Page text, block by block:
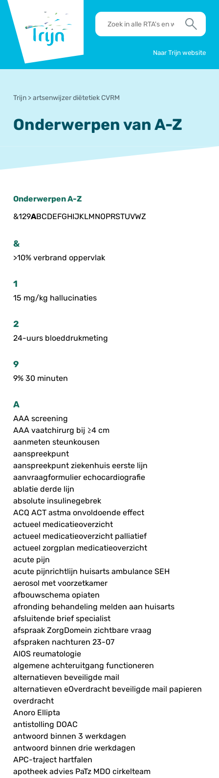
Trijn
RTA's
en
Zoek
Naar Trijn website
Trijn >artsenwijzer diëtetiek CVRM
Onderwerpen van A-Z
Onderwerpen A-Z
&129ABCDEFGHIJKLMNOPRSTUVWZ
&
>10% verbrand oppervlak
1
15 mg/kg hallucinaties
2
24-uurs bloeddrukmeting
9
9% 30 minuten
A
AAA screening
AAA vaatchirurg bij ≥4 cm
aanmeten steunkousen
aanspreekpunt
aanspreekpunt ziekenhuis eerste lijn
aanvraagformulier echocardiografie
ablatie derde lijn
absolute insulinegebrek
ACQ ACT astma onvoldoende effect
actueel medicatieoverzicht
actueel medicatieoverzicht palliatief
actueel zorgplan medicatieoverzicht
acute pijn
acute pijnrichtlijn huisarts ambulance SEH
aerosol met voorzetkamer
afbouwschema opiaten
afronding behandeling melden aan huisarts
afsluitende brief specialist
afspraak ZorgDomein zichtbare vraag
afspraken nachturen 23-07
AIOS reumatologie
algemene achteruitgang functioneren
alternatieven beveiligde mail
alternatieven eOverdracht beveiligde mail papieren
overdracht
Anoro Ellipta
antistolling DOAC
antwoord binnen 3 werkdagen
antwoord binnen drie werkdagen
APC-traject hartfalen
apotheek advies PaTz MDO cirkelteam